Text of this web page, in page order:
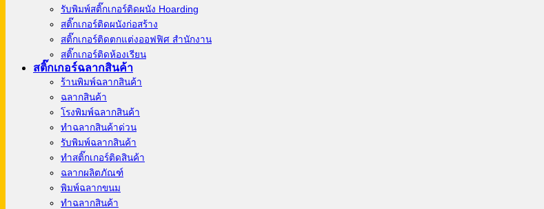
รับพิมพ์สติ๊กเกอร์ติดผนัง Hoarding
สติ๊กเกอร์ติดผนังก่อสร้าง
สติ๊กเกอร์ติดตกแต่งออฟฟิศ สำนักงาน
สติ๊กเกอร์ติดห้องเรียน
สติ๊กเกอร์ฉลากสินค้า
ร้านพิมพ์ฉลากสินค้า
ฉลากสินค้า
โรงพิมพ์ฉลากสินค้า
ทำฉลากสินค้าด่วน
รับพิมพ์ฉลากสินค้า
ทำสติ๊กเกอร์ติดสินค้า
ฉลากผลิตภัณฑ์
พิมพ์ฉลากขนม
ทำฉลากสินค้า